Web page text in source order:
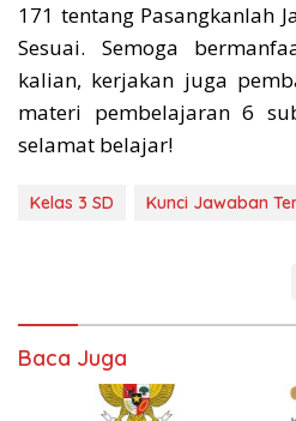
171 tentang Pasangkanlah
Sesuai. Semoga
kalian, kerjakan juga
materi pembelajaran 6
selamat belajar!
Kelas 3 SD Kunci Jawaban
Baca Juga